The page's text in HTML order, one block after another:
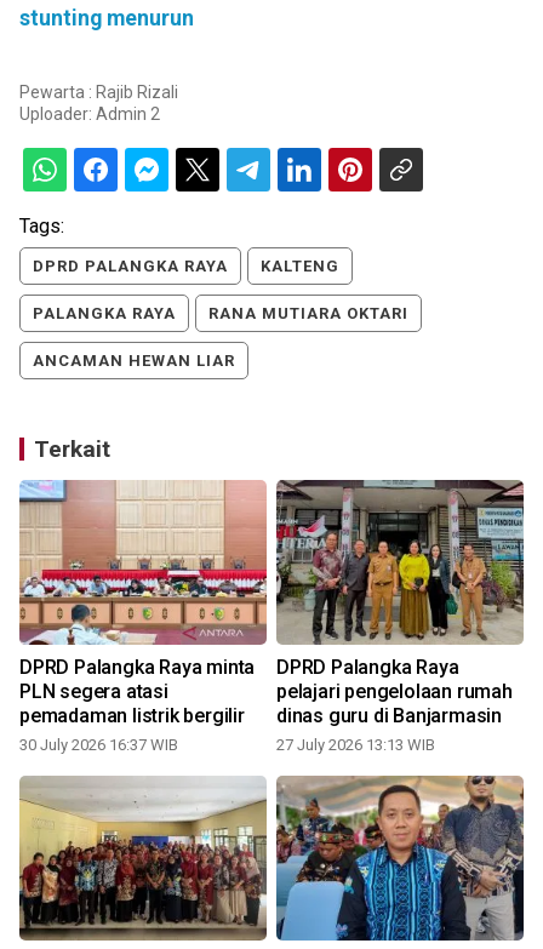
stunting menurun
Pewarta : Rajib Rizali
Uploader: Admin 2
Tags:
DPRD PALANGKA RAYA KALTENG
PALANGKA RAYA RANA MUTIARA OKTARI
ANCAMAN HEWAN LIAR
Terkait
DPRD Palangka Raya minta
PLN segera atasi
pemadaman listrik bergilir
30 July 2026 16:37 WIB
DPRD Palangka Raya
pelajari pengelolaan rumah
dinas guru di Banjarmasin
27 July 2026 13:13 WIB